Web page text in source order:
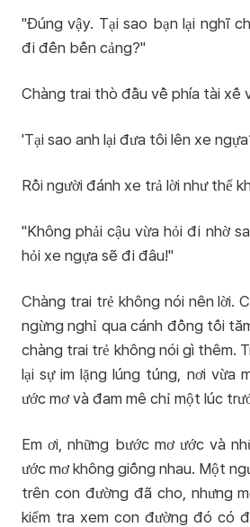
"Đúng vậy. Tại sao bạn lại nghĩ
đi đến bến cảng?"
Chàng trai thò đầu về phía tài xế
'Tại sao anh lại đưa tôi lên xe
Rồi người đánh xe trả lời như thể
"Không phải cậu vừa hỏi đi nhờ
hỏi xe ngựa sẽ đi đâu!"
Chàng trai trẻ không nói nên lời.
ngừng nghỉ qua cánh đồng tối
chàng trai trẻ không nói gì thêm.
lại sự im lặng lúng túng, nơi vừa
ước mơ và đam mê chỉ một lúc
Em ơi, những bước mơ ước và
ước mơ không giống nhau. Một
trên con đường đã cho, nhưng
kiểm tra xem con đường đó có